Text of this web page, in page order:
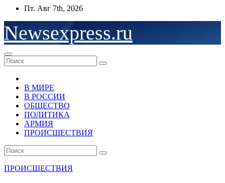
Перейти
содержимому
Пт. Авг 7th, 2026
Newsexpress.ru
В МИРЕ
В РОССИИ
ОБЩЕСТВО
ПОЛИТИКА
АРМИЯ
ПРОИСШЕСТВИЯ
ПРОИСШЕСТВИЯ